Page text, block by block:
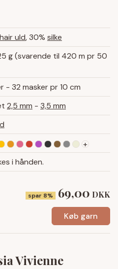
uld, 30% silke
g (svarende til 420 m pr 50
- 32 masker pr 10 cm
2,5 mm - 3,5 mm
+
i hånden.
spar 8% 69,00 DKK
Køb garn
Vivienne